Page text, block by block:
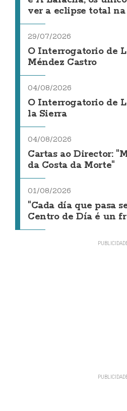
ver a eclipse total
29/07/2026
O Interrogatorio de
Méndez Castro
04/08/2026
O Interrogatorio de
la Sierra
04/08/2026
Cartas ao Director:
da Costa da Morte"
01/08/2026
"Cada día que pasa
Centro de Día é un